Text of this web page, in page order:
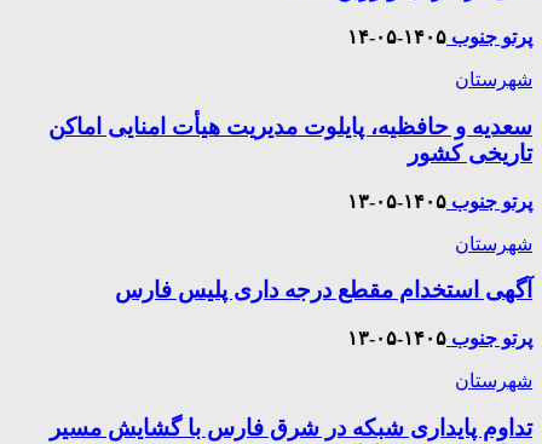
پرتو جنوب ۱۴۰۵-۰۵-۱۴
شهرستان
سعدیه و حافظیه، پایلوت مدیریت هیأت امنایی اماکن
تاریخی کشور
پرتو جنوب ۱۴۰۵-۰۵-۱۳
شهرستان
آگهی استخدام مقطع درجه داری پلیس فارس
پرتو جنوب ۱۴۰۵-۰۵-۱۳
شهرستان
تداوم پایداری شبکه در شرق فارس با گشایش مسیر